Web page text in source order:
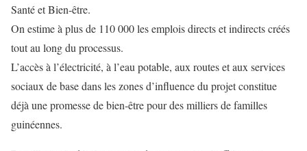
Santé et Bien-être.
On estime à plus de 110 000 les emplois directs et indirects créés
tout au long du processus.
L’accès à l’électricité, à l’eau potable, aux routes et aux services
sociaux de base dans les zones d’influence du projet constitue
déjà une promesse de bien-être pour des milliers de familles
guinéennes.